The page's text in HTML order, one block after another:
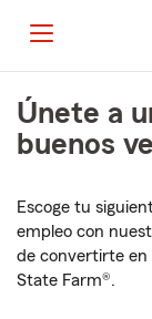
Únete a
buenos
Escoge tu
empleo con
de convertirte
State Farm®.